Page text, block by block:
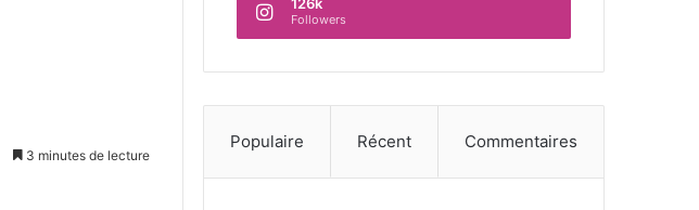
3 minutes de lecture
Followers
Populaire Récent Commentaires